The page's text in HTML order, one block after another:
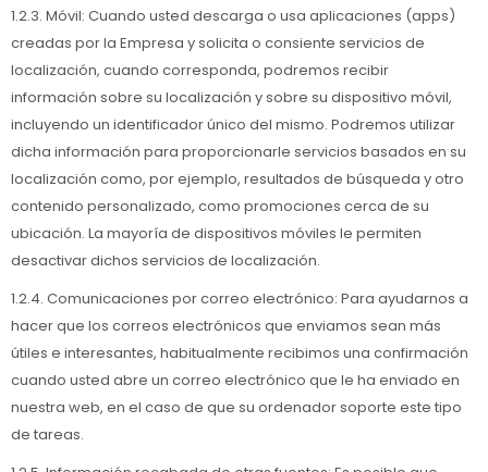
1.2.3. Móvil: Cuando usted descarga o usa aplicaciones (apps)
creadas por la Empresa y solicita o consiente servicios de
localización, cuando corresponda, podremos recibir
información sobre su localización y sobre su dispositivo móvil,
incluyendo un identificador único del mismo. Podremos utilizar
dicha información para proporcionarle servicios basados en su
localización como, por ejemplo, resultados de búsqueda y otro
contenido personalizado, como promociones cerca de su
ubicación. La mayoría de dispositivos móviles le permiten
desactivar dichos servicios de localización.
1.2.4. Comunicaciones por correo electrónico: Para ayudarnos a
hacer que los correos electrónicos que enviamos sean más
útiles e interesantes, habitualmente recibimos una confirmación
cuando usted abre un correo electrónico que le ha enviado en
nuestra web, en el caso de que su ordenador soporte este tipo
de tareas.